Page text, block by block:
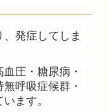
発症してしま
圧・糖尿病・
呼吸症候群・
ます。